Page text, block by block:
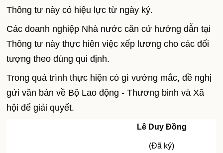
Thông tư này có hiệu lực từ ngày ký.
Các doanh nghiệp Nhà nước căn cứ hướng dẫn tại
Thông tư này thực hiên việc xếp lương cho các đối
tượng theo đúng qui định.
Trong quá trình thực hiện có gì vướng mắc, đề nghị
gửi văn bản về Bộ Lao động - Thương binh và Xã
hội để giải quyết.
Lê Duy Đồng
(Đã ký)